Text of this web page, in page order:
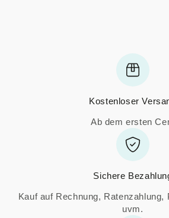
Kostenloser
Ab dem ersten
Sichere
Kauf auf Rechnung, Ratenzahlung,
uvm.